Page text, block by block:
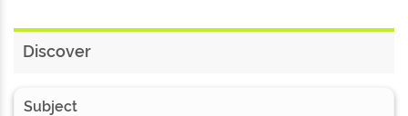
Discover
Subject